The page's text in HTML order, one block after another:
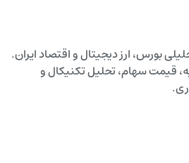
بورس، ارز دیجیتال و اقتصاد ایران.
قیمت سهام، تحلیل تکنیکال و